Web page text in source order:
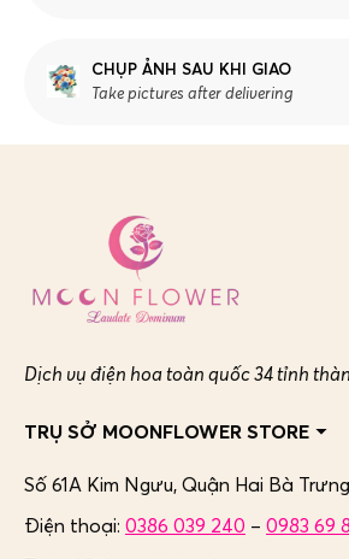
CHỤP ẢNH SAU KHI GIAO
Take pictures after delivering
Dịch vụ điện hoa toàn quốc 34 tỉnh
TRỤ SỞ MOONFLOWER STORE
Số 61A Kim Ngưu, Quận Hai Bà
Điện thoại: 0386 039 240 – 0983 69